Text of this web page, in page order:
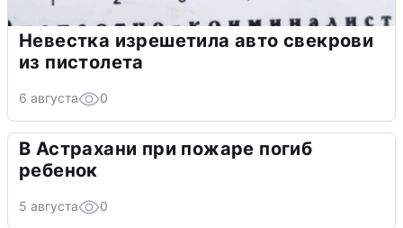
Невестка изрешетила авто свекрови
из пистолета
6 августа 0
В Астрахани при пожаре погиб
ребенок
5 августа 0